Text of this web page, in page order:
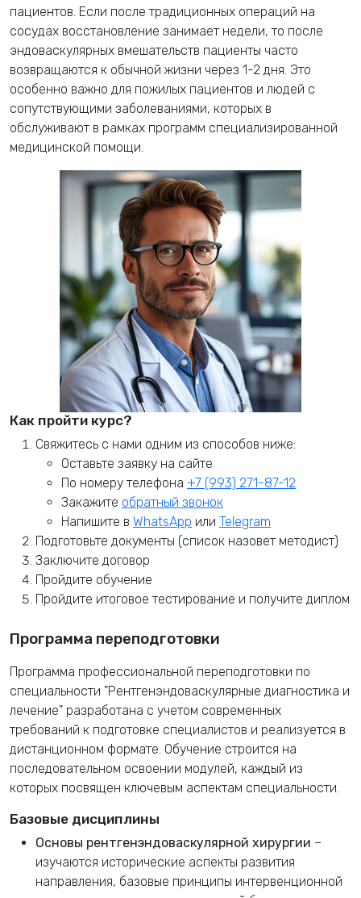
пациентов. Если после традиционных операций на
сосудах восстановление занимает недели, то после
эндоваскулярных вмешательств пациенты часто
возвращаются к обычной жизни через 1-2 дня. Это
особенно важно для пожилых пациентов и людей с
сопутствующими заболеваниями, которых в
обслуживают в рамках программ специализированной
медицинской помощи.
Как пройти курс?
Свяжитесь с нами одним из способов ниже:
Оставьте заявку на сайте
По номеру телефона +7 (993) 271-87-12
Закажите обратный звонок
Напишите в WhatsApp или Telegram
Подготовьте документы (список назовет методист)
Заключите договор
Пройдите обучение
Пройдите итоговое тестирование и получите диплом
Программа переподготовки
Программа профессиональной переподготовки по
специальности "Рентгенэндоваскулярные диагностика и
лечение" разработана с учетом современных
требований к подготовке специалистов и реализуется в
дистанционном формате. Обучение строится на
последовательном освоении модулей, каждый из
которых посвящен ключевым аспектам специальности.
Базовые дисциплины
Основы рентгенэндоваскулярной хирургии –
изучаются исторические аспекты развития
направления, базовые принципы интервенционной